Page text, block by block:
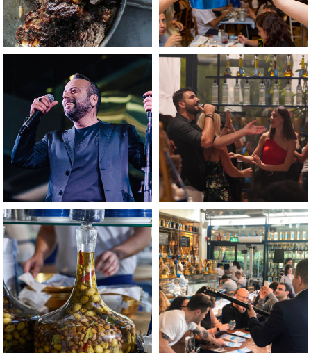
התמונה
בגדול
-
+
לפתיחת
התמונה
בגדול
-
+
לפתיחת
התמונה
בגדול
-
+
לפתיחת
התמונה
בגדול
-
+